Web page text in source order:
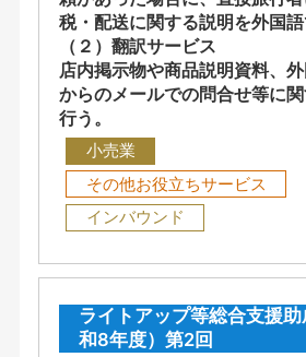
税・配送に関する説明を外国語
（２）翻訳サービス
店内掲示物や商品説明資料、
からのメールでの問合せ等に
行う。
小売業
その他お役立ちサービス
インバウンド
ライトアップ等総合支援
和8年度）第2回